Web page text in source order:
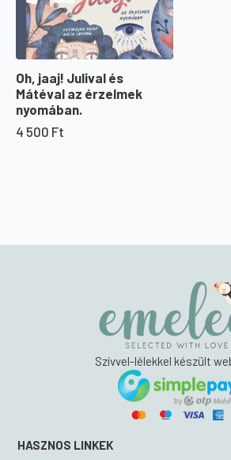
Oh, jaaj! Julival és
Mátéval az érzelmek
nyomában.
4 500 Ft
Szívvel-lélekkel készült
HASZNOS LINKEK